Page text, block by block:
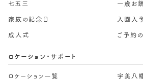
七五三 一歳お
家族の記念日 入園入
成人式 ご予約
ロケーション・サポート
ロケーション一覧 宇美八